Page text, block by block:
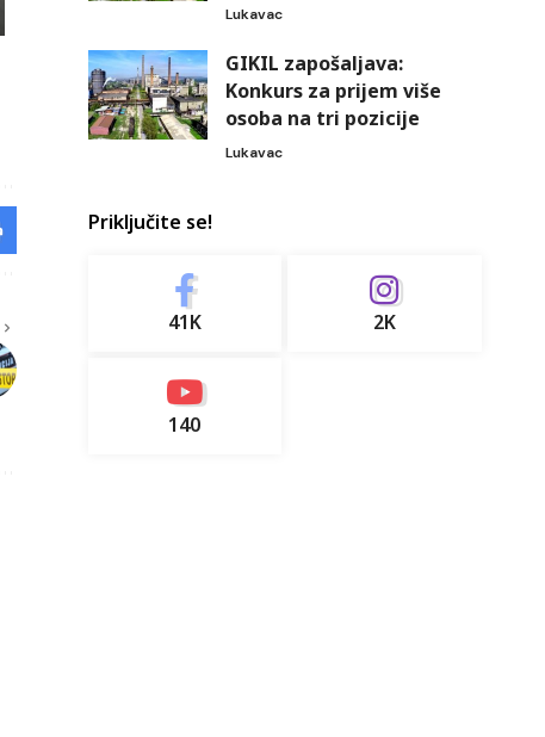
Lukavac
GIKIL zapošaljava:
Konkurs za prijem više
osoba na tri pozicije
Lukavac
Priključite se!
41K 2K
140